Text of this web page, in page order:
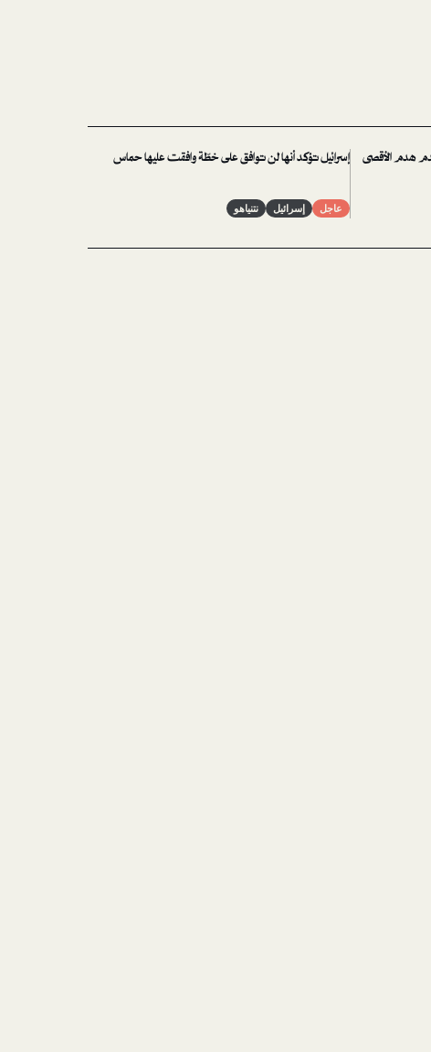
هدم الأقصى
إسرائيل تؤكد أنها لن توافق على خطّة وافقت عليها حماس
عاجل إسرائيل نتنياهو